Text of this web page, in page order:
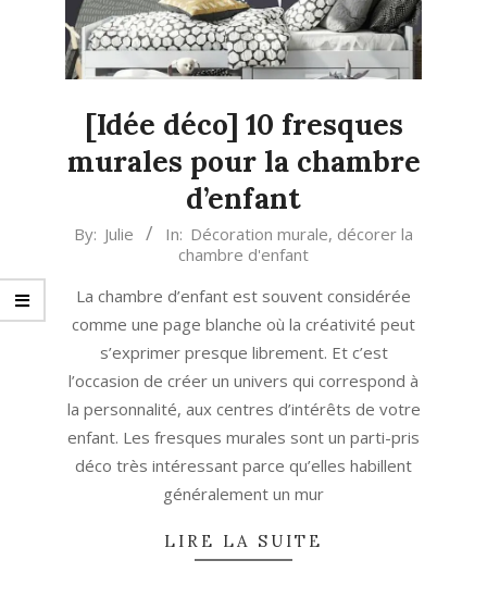
[Idée déco] 10 fresques
murales pour la chambre
d’enfant
2021-
19
By: Julie In: Décoration murale, décorer la
chambre d'enfant
La chambre d’enfant est souvent considérée
comme une page blanche où la créativité peut
s’exprimer presque librement. Et c’est
l’occasion de créer un univers qui correspond à
la personnalité, aux centres d’intérêts de votre
enfant. Les fresques murales sont un parti-pris
déco très intéressant parce qu’elles habillent
généralement un mur
LIRE LA SUITE